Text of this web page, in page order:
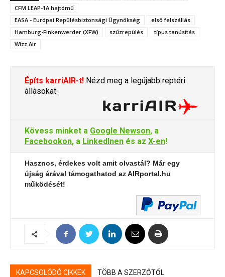
CFM LEAP-1A hajtómű
EASA - Európai Repülésbiztonsági Ügynökség
első felszállás
Hamburg-Finkenwerder (XFW)
szűzrepülés
típus tanúsítás
Wizz Air
Építs karriAIR-t! Nézd meg a legújabb reptéri
állásokat:
Kövess minket a Google Newson, a
Facebookon, a LinkedInen és az X-en!
Hasznos, érdekes volt amit olvastál? Már egy
újság árával támogathatod az AIRportal.hu
működését!
KAPCSOLÓDÓ CIKKEK TÖBB A SZERZŐTŐL